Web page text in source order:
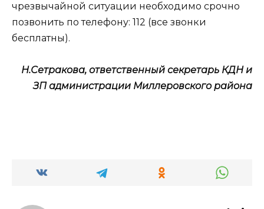
чрезвычайной ситуации необходимо срочно
позвонить по телефону: 112 (все звонки
бесплатны).
Н.Сетракова, ответственный секретарь КДН и
ЗП администрации Миллеровского района